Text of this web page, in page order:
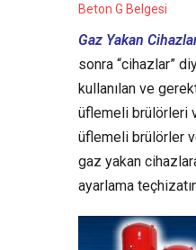
Beton G Belgesi
Gaz Yakan
sonra “cihazlar”
kullanılan ve
üflemeli brülörleri
üflemeli brülörler
gaz yakan
ayarlama